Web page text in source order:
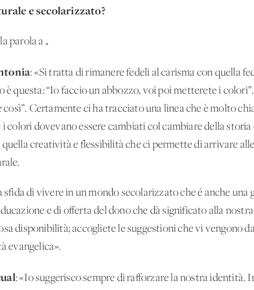
e secolarizzato?
parola a…
: «Si tratta di rimanere fedeli al carisma con quella
è questa: “Io faccio un abbozzo, voi poi metterete i
così”. Certamente ci ha tracciato una linea che è molto
i colori dovevano essere cambiati col cambiare della
quella creatività e flessibilità che ci permette di arrivare
sfida di vivere in un mondo secolarizzato che é anche
e di offerta del dono che dà significato alla
disponibilità; accogliete le suggestioni che vi vengono
evangelica».
: «Io suggerisco sempre di rafforzare la nostra identità.